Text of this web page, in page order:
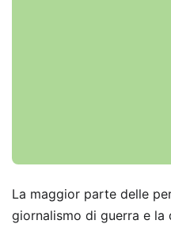
La maggior parte delle
giornalismo di guerra e la